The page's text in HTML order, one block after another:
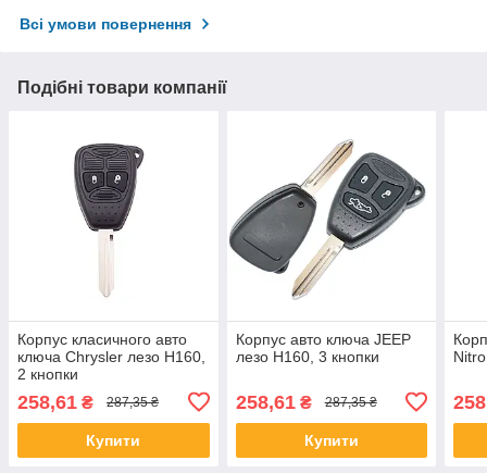
Всі умови повернення
Подібні товари компанії
Корпус класичного авто
ключа Chrysler лезо Н160,
2 кнопки
258,61 ₴ 287,35 ₴
Купити
Корпус авто ключа JEEP
лезо Н160, 3 кнопки
258,61₴ 287,35 ₴
Купити